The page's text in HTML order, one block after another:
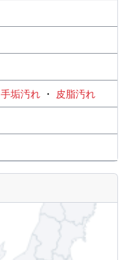
手垢汚れ ・ 皮脂汚れ